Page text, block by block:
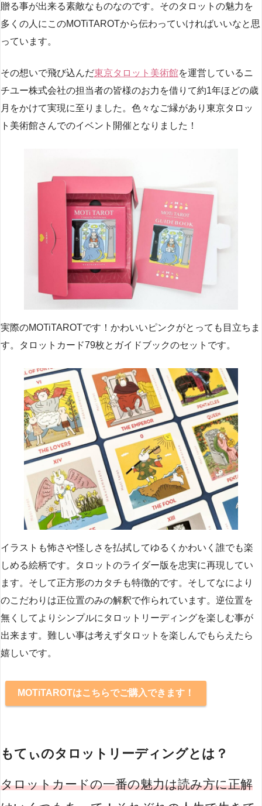
贈る事が出来る素敵なものなのです。そのタロットの魅力を
多くの人にこのMOTiTAROTから伝わっていければいいなと思
っています。
その想いで飛び込んだ東京タロット美術館を運営しているニ
チユー株式会社の担当者の皆様のお力を借りて約1年ほどの歳
月をかけて実現に至りました。色々なご縁があり東京タロッ
ト美術館さんでのイベント開催となりました！
実際のMOTiTAROTです！かわいいピンクがとっても目立ちま
す。タロットカード79枚とガイドブックのセットです。
イラストも怖さや怪しさを払拭してゆるくかわいく誰でも楽
しめる絵柄です。タロットのライダー版を忠実に再現してい
ます。そして正方形のカタチも特徴的です。そしてなにより
のこだわりは正位置のみの解釈で作られています。逆位置を
無くしてよりシンプルにタロットリーディングを楽しむ事が
出来ます。難しい事は考えずタロットを楽しんでもらえたら
嬉しいです。
MOTiTAROTはこちらでご購入できます！
もてぃのタロットリーディングとは？
タロットカードの一番の魅力は読み方に正解